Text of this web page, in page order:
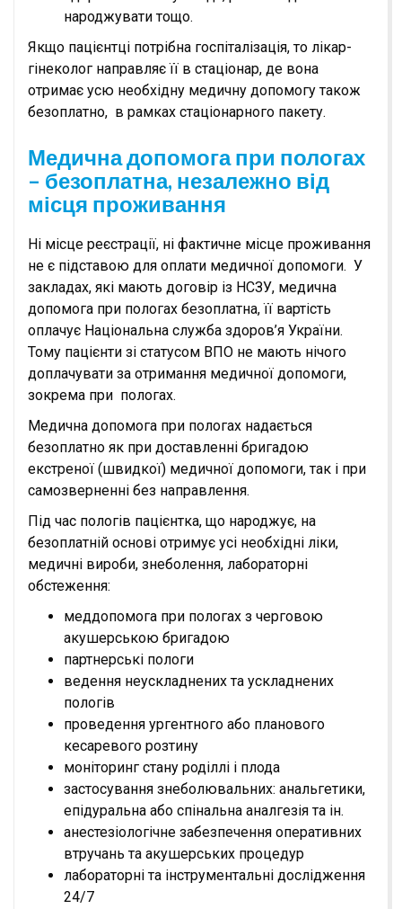
народжувати тощо.
Якщо пацієнтці потрібна госпіталізація, то лікар-
гінеколог направляє її в стаціонар, де вона
отримає усю необхідну медичну допомогу також
безоплатно, в рамках стаціонарного пакету.
Медична допомога при пологах
– безоплатна, незалежно від
місця проживання
Ні місце реєстрації, ні фактичне місце проживання
не є підставою для оплати медичної допомоги. У
закладах, які мають договір із НСЗУ, медична
допомога при пологах безоплатна, її вартість
оплачує Національна служба здоров’я України.
Тому пацієнти зі статусом ВПО не мають нічого
доплачувати за отримання медичної допомоги,
зокрема при пологах.
Медична допомога при пологах надається
безоплатно як при доставленні бригадою
екстреної (швидкої) медичної допомоги, так і при
самозверненні без направлення.
Під час пологів пацієнтка, що народжує, на
безоплатній основі отримує усі необхідні ліки,
медичні вироби, знеболення, лабораторні
обстеження:
меддопомога при пологах з черговою
акушерською бригадою
партнерські пологи
ведення неускладнених та ускладнених
пологів
проведення ургентного або планового
кесаревого розтину
моніторинг стану роділлі і плода
застосування знеболювальних: анальгетики,
епідуральна або спінальна аналгезія та ін.
анестезіологічне забезпечення оперативних
втручань та акушерських процедур
лабораторні та інструментальні дослідження
24/7